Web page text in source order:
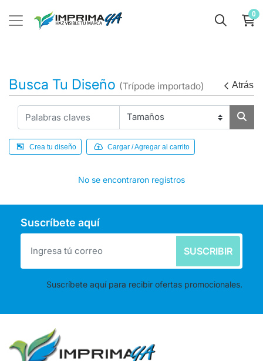
0
Busca Tu Diseño (Trípode importado) Atrás
Crea tu diseño Cargar / Agregar al carrito
No se encontraron registros
Suscríbete aquí
SUSCRIBIR
Suscríbete aquí para recibir ofertas promocionales.